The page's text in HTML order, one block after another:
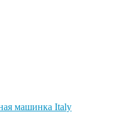
машинка Italy